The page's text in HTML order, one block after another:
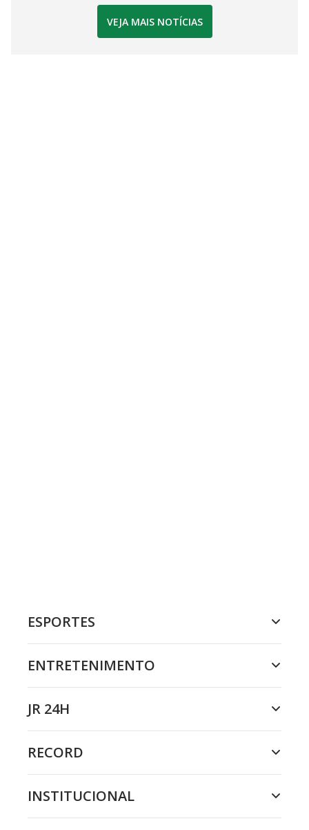
VEJA MAIS NOTÍCIAS
ESPORTES
ENTRETENIMENTO
JR 24H
RECORD
INSTITUCIONAL